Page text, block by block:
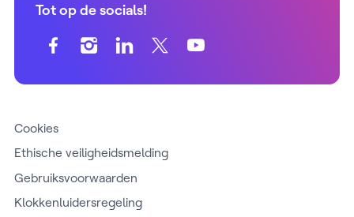
Tot op de socials!
Cookies
Ethische veiligheidsmelding
Gebruiksvoorwaarden
Klokkenluidersregeling